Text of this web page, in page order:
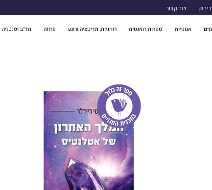
צור קשר
אמנויות ספרות רומנטית רוחניות, מדיטציה ורוגע פרוזה מד"ב ופנטזיה